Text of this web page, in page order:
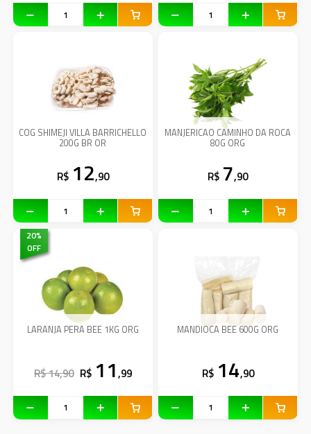
COG SHIMEJI VILLA BARRICHELLO
200G BR OR
R$ 12,90
MANJERICAO CAMINHO DA ROCA
80G ORG
R$ 7,90
20%
OFF
LARANJA PERA BEE 1KG ORG
R$ 14,90 R$ 11,99
MANDIOCA BEE 600G ORG
R$ 14,90